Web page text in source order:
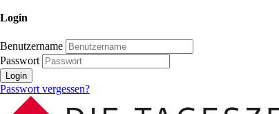
Login
Benutzername
Passwort
Login
Passwort vergessen?